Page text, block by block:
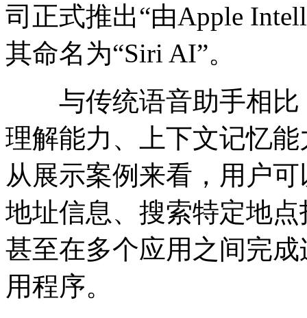
司正式推出“由Apple
其命名为“Siri AI”。
与传统语音助手相比
理解能力、上下文记忆
从展示案例来看，用户
地址信息、搜索特定地
甚至在多个应用之间完
用程序。